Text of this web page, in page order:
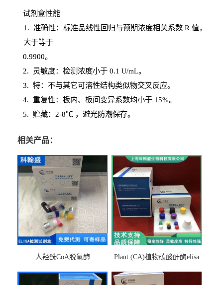
试剂盒性能
1 . 准确性：标准品线性回归与预期浓度相关系数 R 值，
大于等于
0.9900。
2. 灵敏度：检测浓度小于0.1 U/mL。
3. 特：不与其它可溶性结构类似物交叉反应。
4. 重复性：板内、板间变异系数均小于15%。
5. 贮藏：2-8℃ ，避光防潮保存。
相关产品：
人羟酰CoA脱氢酶
Plant (CA)植物碳酸酐酶elisa